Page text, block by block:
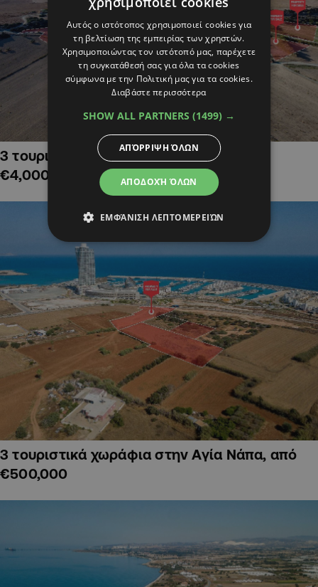
3 τουριστικά χωράφια στην Αλαμινό,
€4,000,000
3 τουριστικά χωράφια στην Αγία Νάπα, από
€500,000
Αυτός ο ιστότοπος χρησιμοποιεί cookies για
τη βελτίωση της εμπειρίας των χρηστών.
Χρησιμοποιώντας τον ιστότοπό μας, παρέχετε
τη συγκατάθεσή σας για όλα τα cookies
σύμφωνα με την Πολιτική μας για τα cookies.
Διαβάστε περισσότερα
SHOW ALL PARTNERS (1499) →
ΑΠΟΔΟΧΉ ΌΛΩΝ
ΑΠΌΡΡΙΨΗ ΌΛΩΝ
ΕΜΦΆΝΙΣΗ ΛΕΠΤΟΜΕΡΕΙΏΝ